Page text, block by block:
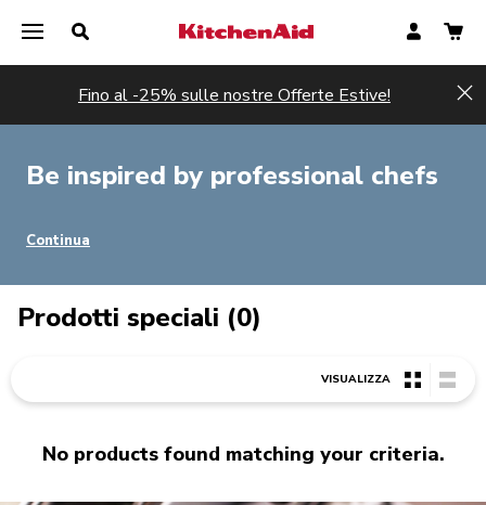
Fino al -25% sulle nostre Offerte Estive!
Be inspired by professional chefs
Continua
Prodotti speciali (0)
VISUALIZZA
No products found matching your criteria.